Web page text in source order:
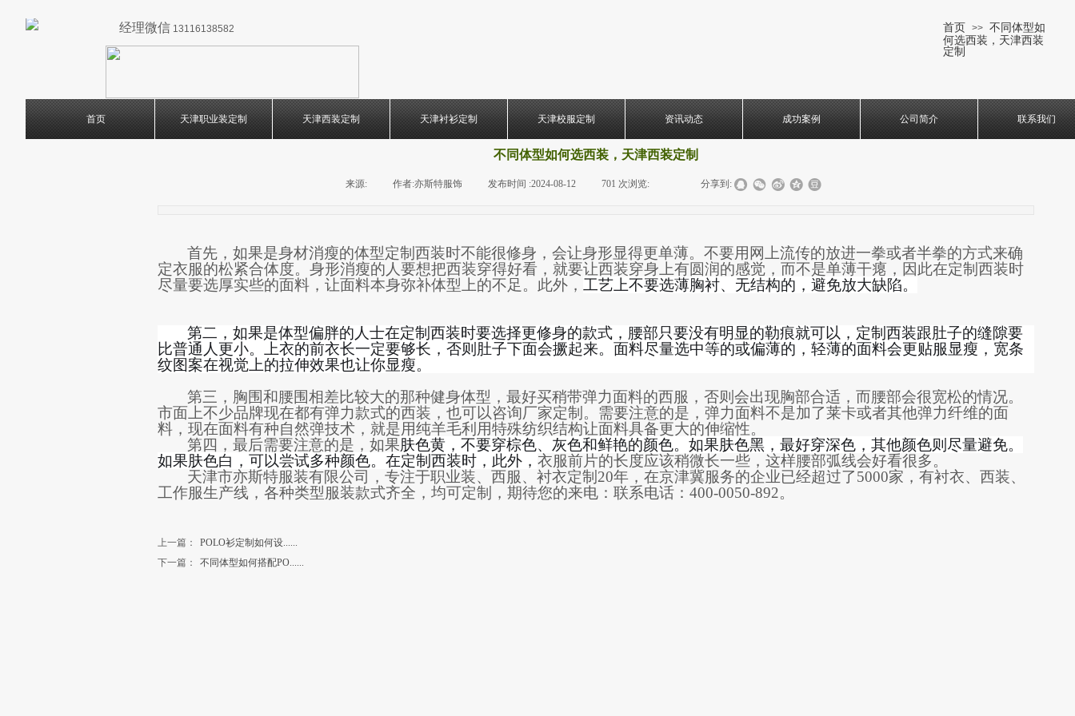
经理微信 13116138582 首页 >> 不同体型如
何选西装，天津西装
定制
首页 天津职业装定制 天津西装定制 天津衬衫定制 天津校服定制 资讯动态 成功案例 公司简介 联系我们
不同体型如何选西装，天津西装定制
来源: 作者:亦斯特服饰 发布时间 :2024-08-12 701 次浏览: 分享到:
首先，如果是身材消瘦的体型定制西装时不能很修身，会让身形显得更单薄。不要用网上流传的放进一拳或者半拳的方式来确
定衣服的松紧合体度。 身形消瘦的人要想把西装穿得好看， 就要让西装穿身上有圆润的感觉，而不是单薄干瘪 ， 因此在定制西装时
尽量要选厚实些的面料 ，让面料本身弥补体型上的不足 。 此外， 工艺上不要选薄胸衬、无结构的， 避免放大缺陷。
第二， 如果是体型偏胖的人士在定制西装时要选择更修身的款式 ，腰部只要没有明显的勒痕就可以， 定制西装跟肚子的缝隙要
比普通人更小。上衣的前衣长一定要够长，否则肚子下面会撅起来。面料尽量选中等的或偏薄的，轻薄的面料会更贴服显瘦，宽条
纹图案在视觉上的拉伸效果也让你显瘦。
第三， 胸围和腰围相差比较大的那种健身体型，最好买稍带弹力面料的西服，否则 会出现胸部合适 ， 而腰部会很宽松的情况。
市面上不少品牌现在都有弹力款式的西装，也可以咨询厂家定制 。 需要注意的是， 弹力面料不是加了莱卡或者其他弹力纤维的面
料 ，现在面料有种自然弹技术， 就是用纯羊毛利用特殊纺织结构让面料具备更大的伸缩性。
第四， 最后需要注意的是，如果肤色黄，不要穿棕色、灰色和鲜艳的颜色。 如果肤色黑， 最好穿深色，其他颜色则尽量避免。
如果肤色白， 可以尝试多种颜色。 在定制西装时，此外， 衣服前片的长度应该稍微长一些，这样腰部弧线会好看很多。
天津市亦斯特服装有限公司，专注于职业装、西服、衬衣定制 20年，在京津冀服务的企业已经超过了5000家，有衬衣、西装、
工作服生产线，各种类型服装款式齐全，均可定制， 期待您的来电： 联系电话： 400-0050-892。
上一篇：
POLO衫定制如何设......
下一篇：
不同体型如何搭配PO......